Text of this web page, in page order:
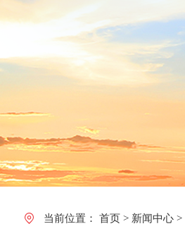
当前位置： 首页 > 新闻中心 >